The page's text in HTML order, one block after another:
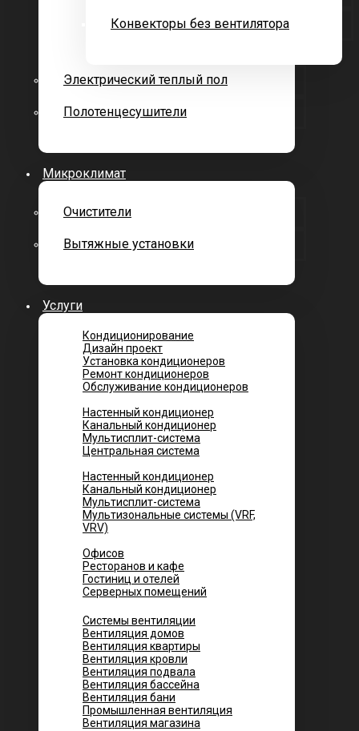
Конвекторы без вентилятора
Электрический теплый пол
Полотенцесушители
Микроклимат
Очистители
Вытяжные установки
Услуги
Кондиционирование
Дизайн проект
Установка кондиционеров
Ремонт кондиционеров
Обслуживание кондиционеров
Настенный кондиционер
Канальный кондиционер
Мультисплит-система
Центральная система
Настенный кондиционер
Канальный кондиционер
Мультисплит-система
Мультизональные системы (VRF,
VRV)
Офисов
Ресторанов и кафе
Гостиниц и отелей
Серверных помещений
Системы вентиляции
Вентиляция домов
Вентиляция квартиры
Вентиляция кровли
Вентиляция подвала
Вентиляция бассейна
Вентиляция бани
Промышленная вентиляция
Вентиляция магазина